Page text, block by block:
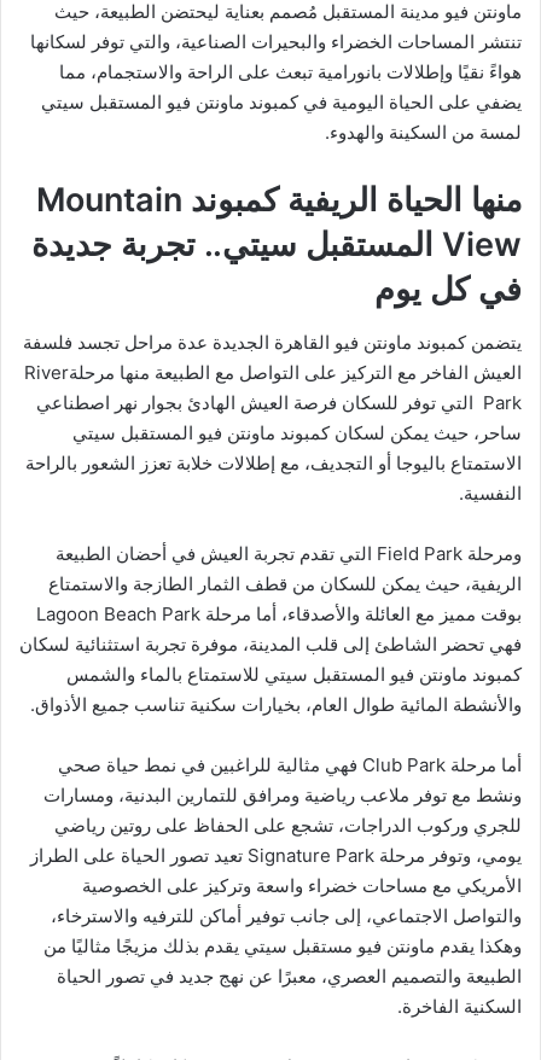
ماونتن فيو مدينة المستقبل مُصمم بعناية ليحتضن الطبيعة، حيث
تنتشر المساحات الخضراء والبحيرات الصناعية، والتي توفر لسكانها
هواءً نقيًا وإطلالات بانورامية تبعث على الراحة والاستجمام، مما
يضفي على الحياة اليومية في كمبوند ماونتن فيو المستقبل سيتي
لمسة من السكينة والهدوء.
منها الحياة الريفية كمبوند Mountain
View المستقبل سيتي.. تجربة جديدة
في كل يوم
يتضمن كمبوند ماونتن فيو القاهرة الجديدة عدة مراحل تجسد فلسفة
العيش الفاخر مع التركيز على التواصل مع الطبيعة منها مرحلةRiver
Park التي توفر للسكان فرصة العيش الهادئ بجوار نهر اصطناعي
ساحر، حيث يمكن لسكان كمبوند ماونتن فيو المستقبل سيتي
الاستمتاع باليوجا أو التجديف، مع إطلالات خلابة تعزز الشعور بالراحة
النفسية.
ومرحلة Field Park التي تقدم تجربة العيش في أحضان الطبيعة
الريفية، حيث يمكن للسكان من قطف الثمار الطازجة والاستمتاع
بوقت مميز مع العائلة والأصدقاء، أما مرحلة Lagoon Beach Park
فهي تحضر الشاطئ إلى قلب المدينة، موفرة تجربة استثنائية لسكان
كمبوند ماونتن فيو المستقبل سيتي للاستمتاع بالماء والشمس
والأنشطة المائية طوال العام، بخيارات سكنية تناسب جميع الأذواق.
أما مرحلة Club Park فهي مثالية للراغبين في نمط حياة صحي
ونشط مع توفر ملاعب رياضية ومرافق للتمارين البدنية، ومسارات
للجري وركوب الدراجات، تشجع على الحفاظ على روتين رياضي
يومي، وتوفر مرحلة Signature Park تعيد تصور الحياة على الطراز
الأمريكي مع مساحات خضراء واسعة وتركيز على الخصوصية
والتواصل الاجتماعي، إلى جانب توفير أماكن للترفيه والاسترخاء،
وهكذا يقدم ماونتن فيو مستقبل سيتي يقدم بذلك مزيجًا مثاليًا من
الطبيعة والتصميم العصري، معبرًا عن نهج جديد في تصور الحياة
السكنية الفاخرة.